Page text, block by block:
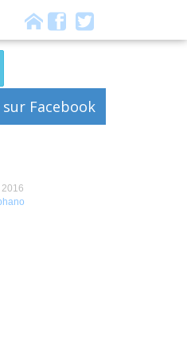
Facebook